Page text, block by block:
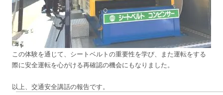
この体験を通じて、シートベルトの重要性を学び、また運転をする
際に安全運転を心がける再確認の機会にもなりました。
以上、交通安全講話の報告です。